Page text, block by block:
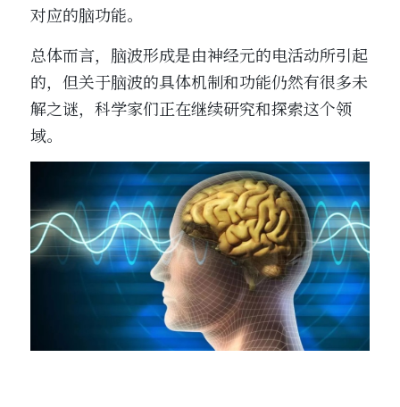
对应的脑功能。
总体而言，脑波形成是由神经元的电活动所引起
的，但关于脑波的具体机制和功能仍然有很多未
解之谜，科学家们正在继续研究和探索这个领
域。